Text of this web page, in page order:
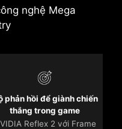
nghệ Mega
phản hồi để giành chiến
thắng trong game
Reflex 2 với Frame